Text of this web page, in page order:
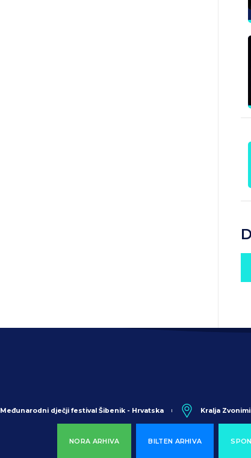
NORA ARHIVA BILTEN ARHIVA
Međunarodni dječji festival Šibenik - Hrvatska Kralja